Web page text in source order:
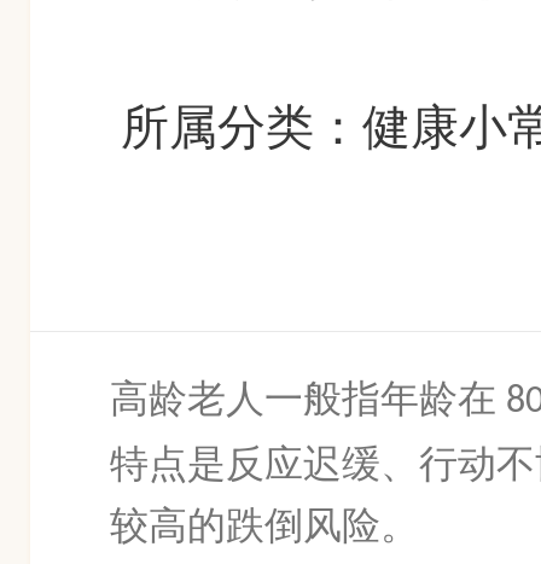
所属分类：健康
高龄老人一般指年龄在
特点是反应迟缓、行动
较高的跌倒风险。